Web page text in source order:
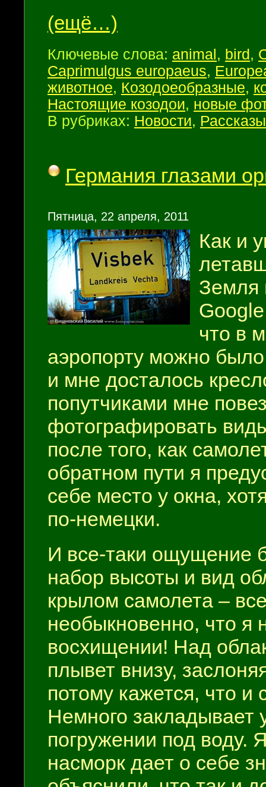
(ещё…)
Ключевые слова: animal , bird ,
Caprimulgus europaeus,
животное, Козодоеобразные,
Настоящие козодои, новые
В рубриках: Новости, Рассказы
Германия глазами
Пятница, 22 апреля, 2011
Как и
Земля
что в
аэропорту можно
и мне досталось
попутчиками мне
фотографировать
после того, как
обратном пути я
себе место у окна,
по-немецки.
И все-таки ощущение
набор высоты и вид
крылом самолета –
необыкновенно, что я
восхищении! Над
плывет внизу,
потому кажется, что
Немного закладывает
погружении под воду.
насморк дает о себе